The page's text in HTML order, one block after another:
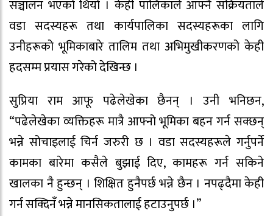
सञ्चालन भएको थियो । केही पालिकाले आफ्नै सक्रियताले
वडा सदस्यहरू तथा कार्यपालिका सदस्यहरूका लागि
उनीहरूको भूमिकाबारे तालिम तथा अभिमुखीकरणको केही
हदसम्म प्रयास गरेको देखिन्छ ।
सुप्रिया राम आफू पढेलेखेका छैनन् । उनी भनिछन,
“पढेलेखेका व्यक्तिहरू मात्रै आफ्नो भूमिका बहन गर्न सक्छन्
भन्ने सोचाइलाई चिर्न जरुरी छ । वडा सदस्यहरूले गर्नुपर्ने
कामका बारेमा कसैले बुझाई दिए, कामहरू गर्न सकिने
खालका नै हुन्छन् । शिक्षित हुनैपर्छ भन्ने छैन । नपढ्दैमा केही
गर्न सक्दिनँ भन्ने मानसिकतालाई हटाउनुपर्छ ।”